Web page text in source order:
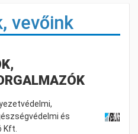
vevőink
és
Kft.